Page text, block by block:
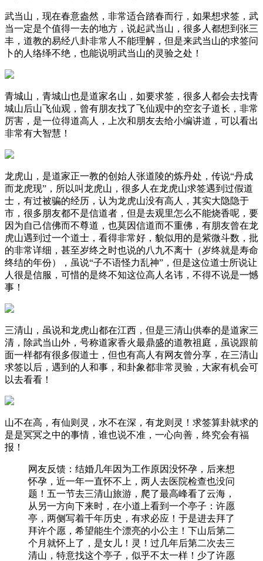
武当山，现在春意盎然，非常适合踏春而行，如果想求签，武
当一定是个值得一去的地方，说起武当山，很多人都想到张三
丰，道教的易经八卦非常人不能理解，但是来武当山的求签问
卜的人络绎不绝，也能说明武当山的灵验之处！
青城山，青城山也是道家名山，如要求签，很多人都会去找青
城山后山飞仙观，曾有朋友找了飞仙观中的空玄子道长，非常
厉害，是一位得道高人，上次和朋友去给小编讲道，可以看出
非常有大智慧！
龙虎山，是道家正一教的创始人张道陵的炼丹处，传说“丹成
而龙虎现”，所以叫龙虎山，很多人在龙虎山求签遇到过假道
士，有过被骗的经历，认为龙虎山没有高人，其实大隐隐于
市，很多朋友都不是信道者，但是去观里怎么不能烧香呢，要
因为自己信佛而不尊道，也莫因信道而不重佛，有朋友曾在龙
虎山遇到过一个道士，看得非常好，貌似用的是紫微斗数，批
的非常详细，甚至岁终之时也说的八九不离十（岁终就是寿命
终结的年份），虽说“子不语怪力乱神”，但是这位道士所说让
人很是信服，可惜的是终不知这位高人名讳，不得不说是一憾
事！
三清山，虽说和龙虎山都在江西，但是三清山供奉的是道家三
清，除武当山外，号称道家香火最鼎盛的道教祖庭，虽说跟前
面一样都有很多假道士，但也有高人有网友曾分享，在三清山
求签以后，遇到的人和事，和卦象都非常灵验，大家有机会可
以去看看！
山不在高，有仙则灵，水不在深，有龙则灵！求签算卦就求的
是是冥冥之中的事情，谁也说不准，一心向善，终究会有福
报！
网友反馈：结婚几年因为工作原因没怀孕，后来想
怀孕，近一年一直怀不上，两人去医院检查也没问
题！五一节去三清山旅游，爬了最高峰看了云海，
从另一方向下来时，在小道上看到一个亭子：许愿
亭，两侧写着千年历史，有求必应！于是进去拜了
拜许个愿，希望能生个漂亮的小公主！下山后第二
个月就怀上了，是女儿！灵！过几年后第二次去三
清山，特意找这个亭子，似乎不太一样！少了许愿